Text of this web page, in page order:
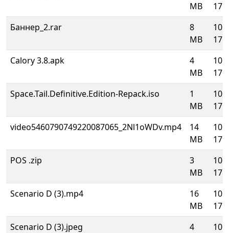
MB
Баннер_2.rar
8
MB
Calory 3.8.apk
4
MB
Space.Tail.Definitive.Edition-Repack.iso
1
MB
video5460790749220087065_2Nl1oWDv.mp4
14
MB
POS .zip
3
MB
Scenario D (3).mp4
16
MB
Scenario D (3).jpeg
4